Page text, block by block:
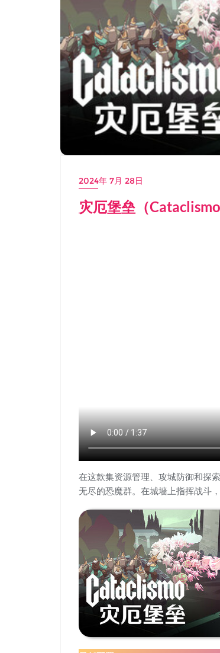
2024年 7月 28日
灾厄堡垒（
在这款集资源管理、攻城防御和探
无尽的恐魔群。在城墙上指挥战斗